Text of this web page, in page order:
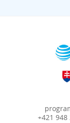
+421